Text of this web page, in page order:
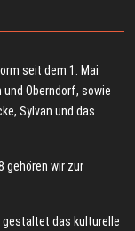
seit dem 1. Mai
Oberndorf, sowie
Sylvan und das
gehören wir zur
gestaltet das kulturelle